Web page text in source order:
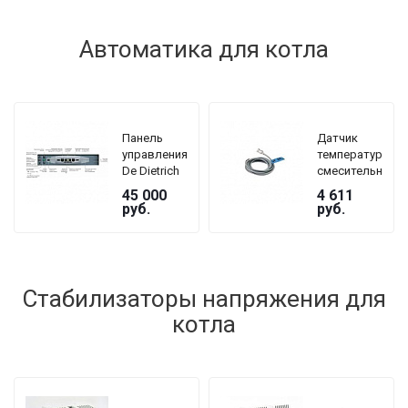
Автоматика для котла
Панель
управления
De Dietrich
DTG 230
GJ5 B3
45 000
руб.
Датчик
температуры
смесительного
контура De
Dietrich AD
199
4 611
руб.
Стабилизаторы напряжения для
котла